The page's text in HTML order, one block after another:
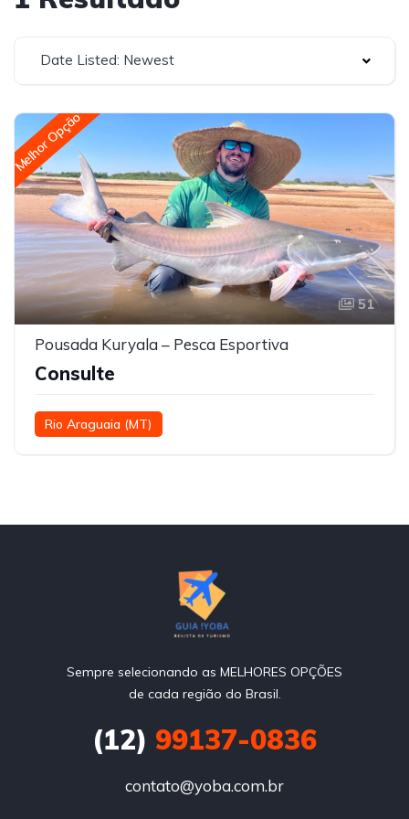
Date Listed: Newest
Melhor Opção
51
Pousada Kuryala – Pesca Esportiva
Consulte
Rio Araguaia (MT)
Sempre selecionando as MELHORES OPÇÕES
de cada região do Brasil.
(12) 99137-0836
contato@yoba.com.br